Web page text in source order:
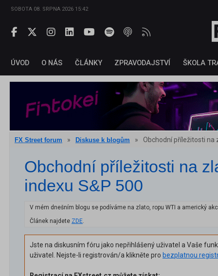
SOBOTA 08. SRPNA 2026 15:42
ÚVOD O NÁS ČLÁNKY ZPRAVODAJSTVÍ ŠKOLA
FX Street forum » Diskuse k blogům » Obchodní příležitosti na
Obchodní příležitosti na
indexu S&P 500
V mém dnešním blogu se podíváme na zlato, ropu WTI a americký
Článek najdete ZDE.
Jste na diskusním fóru jako nepřihlášený uživatel a Vaše
uživatel. Nejste-li registrován/a klikněte pro bezplatnou